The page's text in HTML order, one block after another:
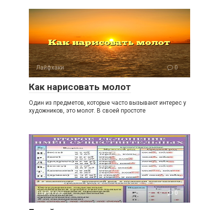
Лайфхаки 0
Как нарисовать молот
Один из предметов, которые часто вызывают интерес у
художников, это молот. В своей простоте
Лайфхаки 0